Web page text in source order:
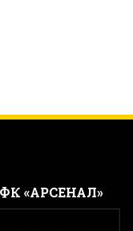
«АРСЕНАЛ»